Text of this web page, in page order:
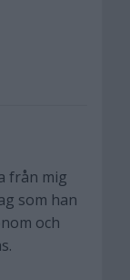
från mig
som han
och